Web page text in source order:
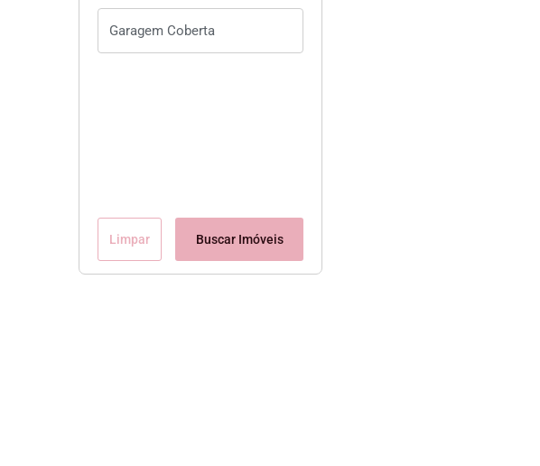
Limpar Buscar Imóveis